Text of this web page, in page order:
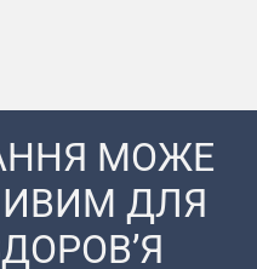
МОЖЕ
ДЛЯ